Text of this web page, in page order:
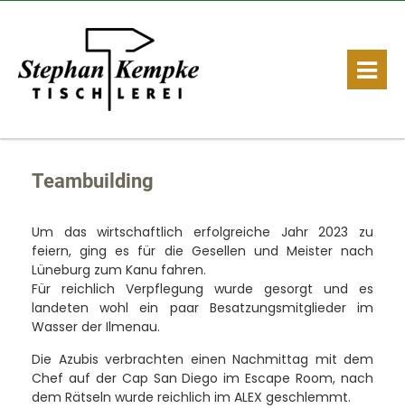
Teambuilding
Um das wirtschaftlich erfolgreiche Jahr 2023 zu
feiern, ging es für die Gesellen und Meister nach
Lüneburg zum Kanu fahren.
Für reichlich Verpflegung wurde gesorgt und es
landeten wohl ein paar Besatzungsmitglieder im
Wasser der Ilmenau.
Die Azubis verbrachten einen Nachmittag mit dem
Chef auf der Cap San Diego im Escape Room, nach
dem Rätseln wurde reichlich im ALEX geschlemmt.